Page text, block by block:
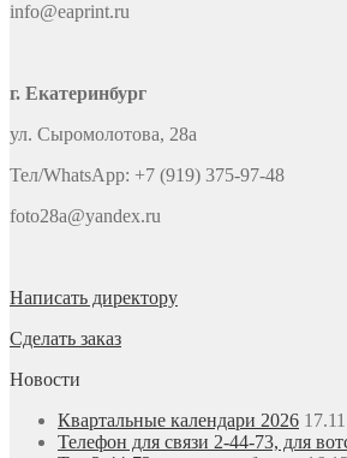
info@eaprint.ru
г. Екатеринбург
ул. Сыромолотова, 28а
Тел/WhatsApp: +7 (919) 375-97-48
foto28a@yandex.ru
Написать директору
Сделать заказ
Новости
Квартальные календари 2026
Телефон для связи 2-44-73, для